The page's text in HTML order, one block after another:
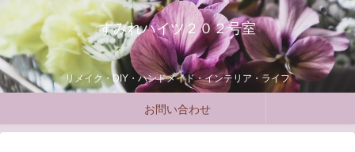
すみれハイツ２０２号室
リメイク・DIY・ハンドメイド・インテリア・ライフ
お問い合わせ